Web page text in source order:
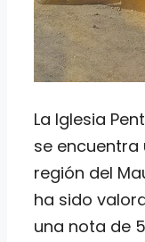
La Iglesia
se encuentra
región del
ha sido
una nota de